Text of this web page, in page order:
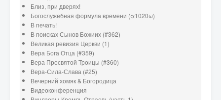
Близ, при дверях!
Богослужебная формула времени (α1020ω)
В печать!
В поисках Сынов Божиих (#362)
Великая ревизия Церкви (1)
Вера Бога Отца (#359)
Вера Пресвятой Троицы (#360)
Вера-Сила-Слава (#25)
Вечерний хомяк & Богородица
Видеоконференция